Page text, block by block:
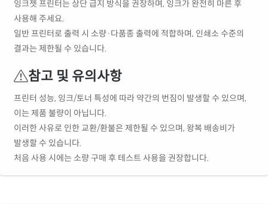
잉크젯 프린터는 상단 급지 방식을 권장하며, 잉크가 완전히 마른 후
사용해 주세요.
일반 프린터로 출력 시 소량·다품종 출력에 적합하며, 인쇄소 수준의
결과는 제한될 수 있습니다.
참고 및 유의사항
프린터 성능, 잉크/토너 특성에 따라 약간의 번짐이 발생할 수 있으며,
이는 제품 불량이 아닙니다.
이러한 사유로 인한 교환/환불은 제한될 수 있으며, 왕복 배송비가
발생할 수 있습니다.
처음 사용 시에는 소량 구매 후 테스트 사용을 권장합니다.